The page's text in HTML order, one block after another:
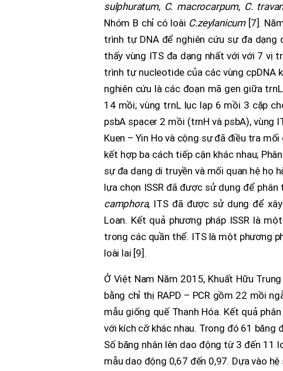
sulphuratum, C. macrocarpum, C.
Nhóm B chỉ có loài C.zeylanicum[7].
trình tự DNA để nghiên cứu sự đa dạng
thấy vùng ITS đa dạng nhất với với 7 vị
trình tự nucleotide của các vùng cpDNA
nghiên cứu là các đoạn mã gen giữa
14 mồi; vùng trnL lục lạp 6 mồi 3 cặp
psbA spacer 2 mồi (trnH và psbA), vùng
Kuen – Yin Ho và cộng sự đã điều tra
kết hợp ba cách tiếp cận khác nhau;
sự đa dạng di truyền và mối quan hệ họ
lựa chọn ISSR đã được sử dụng để
camphora, ITS đã được sử dụng để
Loan. Kết quả phương pháp ISSR là
trong các quần thể. ITS là một phương
loài lai [9].
Ở Việt Nam Năm 2015, Khuất Hữu
bằng chỉ thị RAPD – PCR gồm 22 mồi
mẫu giống quế Thanh Hóa. Kết quả
với kích cỡ khác nhau. Trong đó 61 băng
Số băng nhân lên dao động từ 3 đến 11
mẫu dao động 0,67 đến 0,97. Dựa vào